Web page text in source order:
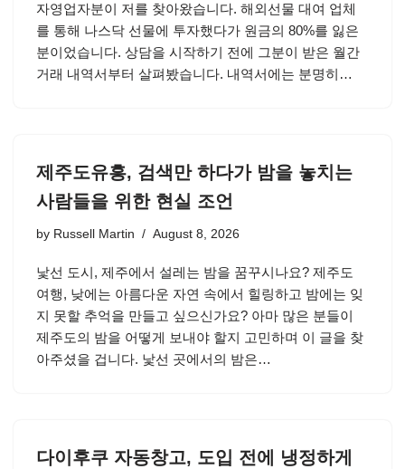
자영업자분이 저를 찾아왔습니다. 해외선물 대여 업체
를 통해 나스닥 선물에 투자했다가 원금의 80%를 잃은
분이었습니다. 상담을 시작하기 전에 그분이 받은 월간
거래 내역서부터 살펴봤습니다. 내역서에는 분명히…
제주도유흥, 검색만 하다가 밤을 놓치는
사람들을 위한 현실 조언
by Russell Martin August 8, 2026
낯선 도시, 제주에서 설레는 밤을 꿈꾸시나요? 제주도
여행, 낮에는 아름다운 자연 속에서 힐링하고 밤에는 잊
지 못할 추억을 만들고 싶으신가요? 아마 많은 분들이
제주도의 밤을 어떻게 보내야 할지 고민하며 이 글을 찾
아주셨을 겁니다. 낯선 곳에서의 밤은…
다이후쿠 자동창고, 도입 전에 냉정하게